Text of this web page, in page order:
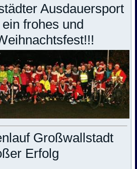
Ausdauersport
frohes und
Großwallstadt
Erfolg